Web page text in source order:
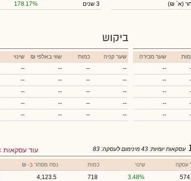
(א` ₪)
3 שנים
178.17%
שער מכירה
--
--
--
--
--
ביקוש
שער קניה כמות ₪ שווי באלפי
שינוי
--
--
--
--
--
--
--
--
--
--
--
--
--
--
--
--
--
--
--
--
עוד עסקאות עסקאות יומיות: 43 מינימום לעסקה: 83
עסקה שינוי כמות נפח מסחר ב- ₪
3.48%
718
4,123.5